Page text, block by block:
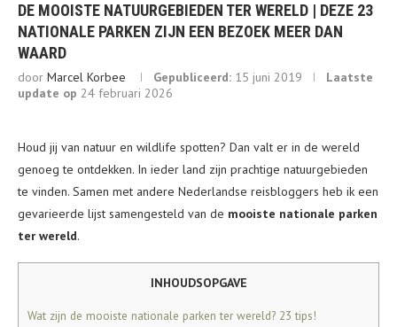
DE MOOISTE NATUURGEBIEDEN TER WERELD | DEZE 23
NATIONALE PARKEN ZIJN EEN BEZOEK MEER DAN
WAARD
door Marcel Korbee Gepubliceerd: 15 juni 2019
Laatste
update op 24 februari 2026
Houd jij van natuur en wildlife spotten? Dan valt er in de wereld
genoeg te ontdekken. In ieder land zijn prachtige natuurgebieden
te vinden. Samen met andere Nederlandse reisbloggers heb ik een
gevarieerde lijst samengesteld van de mooiste nationale parken
ter wereld.
INHOUDSOPGAVE
Wat zijn de mooiste nationale parken ter wereld? 23 tips!